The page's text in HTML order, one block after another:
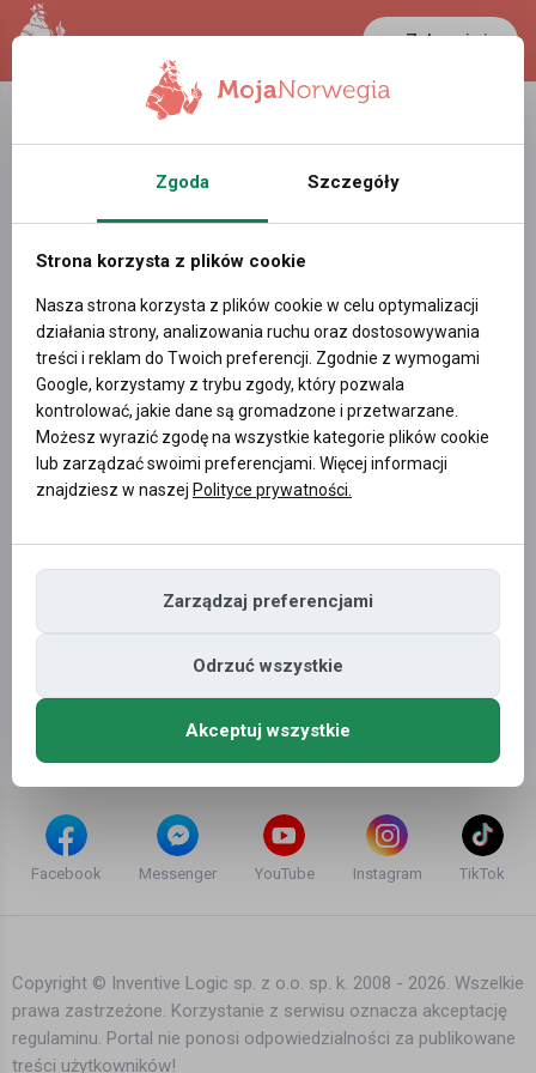
Zaloguj się
LANCASTER
23.1 °C 0.3881 PLN
Wyjazd zŻarydoMossdnia2026-08-10o godzinie 07:00
Liczba miejsc:
1
Samochód:
Mercedes E220
Można palić:
NIE
Klimatyzacja:
cena
1000 NOK
Facebook Messenger YouTube Instagram TikTok
Copyright © Inventive Logic sp. z o.o. sp. k. 2008 - 2026. Wszelkie
prawa zastrzeżone. Korzystanie z serwisu oznacza akceptację
regulaminu. Portal nie ponosi odpowiedzialności za publikowane
treści użytkowników!
Zgoda Szczegóły
Strona korzysta z plików cookie
Nasza strona korzysta z plików cookie w celu optymalizacji
działania strony, analizowania ruchu oraz dostosowywania
treści i reklam do Twoich preferencji. Zgodnie z wymogami
Google, korzystamy z trybu zgody, który pozwala
kontrolować, jakie dane są gromadzone i przetwarzane.
Możesz wyrazić zgodę na wszystkie kategorie plików cookie
lub zarządzać swoimi preferencjami. Więcej informacji
znajdziesz w naszej Polityce prywatności.
Zarządzaj preferencjami
Odrzuć wszystkie
Akceptuj wszystkie